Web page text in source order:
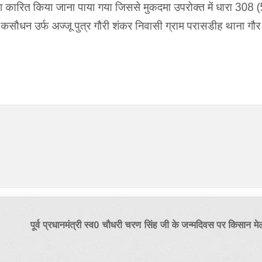
किया जाना पाया गया जिससे मुकदमा उपरोक्त में धारा 308
उर्फ अज्जू पुत्र गौरी शंकर निवासी ग्राम परासडीह थाना
पूर्व प्रधानमंत्री स्व0 चौधरी चरण सिंह जी के जन्मदिवस पर किसान